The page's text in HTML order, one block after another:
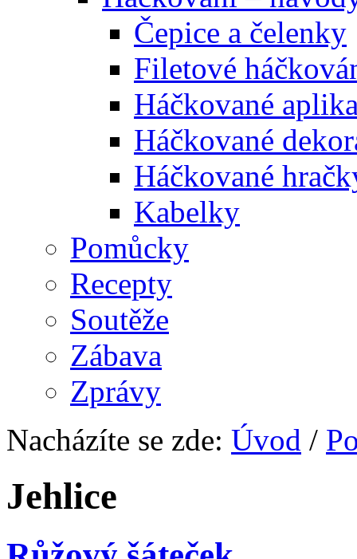
Čepice a čelenky
Filetové
Háčkované
Háčkované
Háčkované
Kabelky
Pomůcky
Recepty
Soutěže
Zábava
Zprávy
Nacházíte se zde: Úvod /
Jehlice